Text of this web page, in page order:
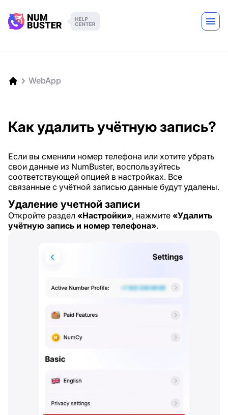
WebApp
Как удалить учётную запись?
Если вы сменили номер телефона или хотите убрать
свои данные из NumBuster, воспользуйтесь
соответствующей опцией в настройках. Все
связанные с учётной записью данные будут удалены.
Удаление учетной записи
Откройте раздел «Настройки», нажмите «Удалить
учётную запись и номер телефона».